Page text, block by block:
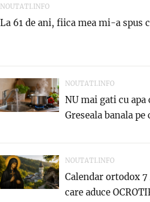
NOUTATI.INFO
La 61 de ani, fiica mea mi-a spus
NOUTATI.INFO
NU mai gati cu apa
Greseala banala
NOUTATI.INFO
Calendar ortodox 7
care aduce